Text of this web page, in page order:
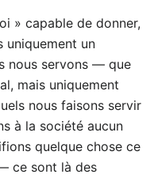
» capable de donner,
uniquement un
nous servons — que
mais uniquement
nous faisons servir
à la société aucun
quelque chose ce
ce sont là des